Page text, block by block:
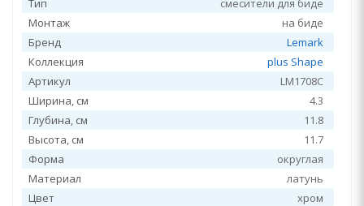
Тип
смесители для биде
Монтаж
на биде
Бренд
Lemark
Коллекция
plus Shape
Артикул
LM1708C
Ширина, см
4.3
Глубина, см
11.8
Высота, см
11.7
Форма
округлая
Материал
латунь
Цвет
хром